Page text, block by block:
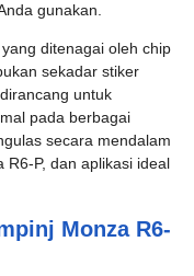
gunakan.
yang ditenagai oleh chip
sekadar stiker
untuk
pada berbagai
secara mendalam
R6-P, dan aplikasi ideal
Monza R6-